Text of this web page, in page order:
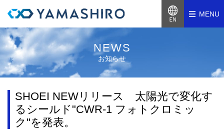
MENU
NEWS
お知らせ
SHOEI NEWリリース 太陽光で変化す
るシールド"CWR-1 フォトクロミッ
ク"を発表。